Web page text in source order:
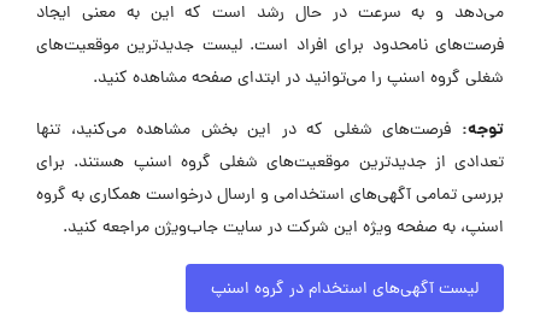
می‌دهد و به سرعت در حال رشد است که این به معنی ایجاد
فرصت‌های نامحدود برای افراد است. لیست جدیدترین موقعیت‌های
شغلی گروه اسنپ را می‌توانید در ابتدای صفحه مشاهده کنید.
توجه: فرصت‌های شغلی که در این بخش مشاهده می‌کنید، تنها
تعدادی از جدیدترین موقعیت‌های شغلی گروه اسنپ هستند. برای
بررسی تمامی آگهی‌های استخدامی و ارسال درخواست همکاری به گروه
اسنپ، به صفحه ویژه این شرکت در سایت جاب‌ویژن مراجعه کنید.
لیست آگهی‌های استخدام در گروه اسنپ